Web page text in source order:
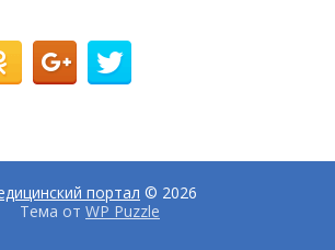
портал © 2026
Тема от WP Puzzle